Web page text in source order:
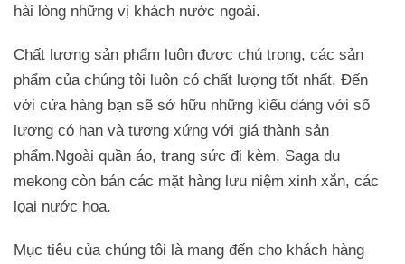
hài lòng những vị khách nước ngoài.
Chất lượng sản phẩm luôn được chú trọng, các sản
phẩm của chúng tôi luôn có chất lượng tốt nhất. Đến
với cửa hàng bạn sẽ sở hữu những kiểu dáng với số
lượng có hạn và tương xứng với giá thành sản
phẩm.Ngoài quần áo, trang sức đi kèm, Saga du
mekong còn bán các mặt hàng lưu niệm xinh xắn, các
lọai nước hoa.
Mục tiêu của chúng tôi là mang đến cho khách hàng